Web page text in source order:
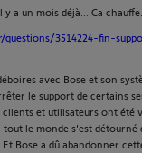
a un mois déjà... Ca chauffe...
questions/3514224-fin-
avec Bose et son
le support de certains
clients et utilisateurs ont été
le monde s'est détourné
Bose a dû abandonner